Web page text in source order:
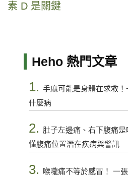
素 D 是關鍵
Heho 熱門文章
1. 手麻可能是身體在求救
什麼病
2. 肚子左邊痛、右下腹痛
懂腹痛位置潛在疾病與警訊
3.
喉嚨痛不等於感冒！ 一